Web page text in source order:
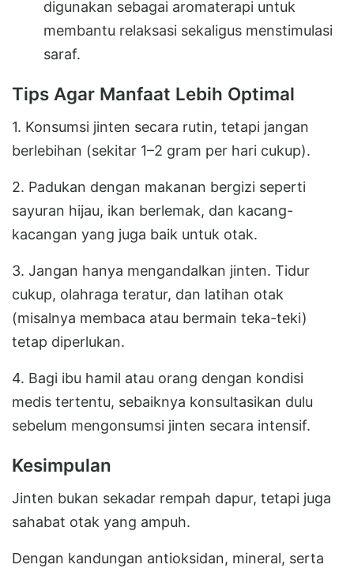
digunakan sebagai aromaterapi untuk
membantu relaksasi sekaligus menstimulasi
saraf.
Tips Agar Manfaat Lebih Optimal
1. Konsumsi jinten secara rutin, tetapi jangan
berlebihan (sekitar 1–2 gram per hari cukup).
2. Padukan dengan makanan bergizi seperti
sayuran hijau, ikan berlemak, dan kacang-
kacangan yang juga baik untuk otak.
3. Jangan hanya mengandalkan jinten. Tidur
cukup, olahraga teratur, dan latihan otak
(misalnya membaca atau bermain teka-teki)
tetap diperlukan.
4. Bagi ibu hamil atau orang dengan kondisi
medis tertentu, sebaiknya konsultasikan dulu
sebelum mengonsumsi jinten secara intensif.
Kesimpulan
Jinten bukan sekadar rempah dapur, tetapi juga
sahabat otak yang ampuh.
Dengan kandungan antioksidan, mineral, serta